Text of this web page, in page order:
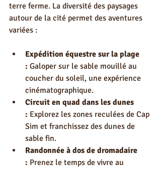
terre ferme. La diversité des paysages
autour de la cité permet des aventures
variées :
Expédition équestre sur la plage
: Galoper sur le sable mouillé au
coucher du soleil, une expérience
cinématographique.
Circuit en quad dans les dunes
: Explorez les zones reculées de Cap
Sim et franchissez des dunes de
sable fin.
Randonnée à dos de dromadaire
: Prenez le temps de vivre au